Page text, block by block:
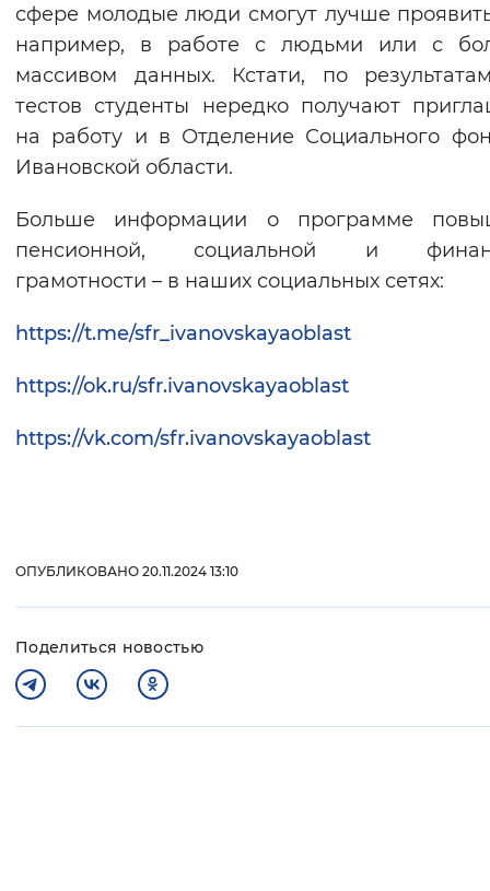
сфере молодые люди смогут лучше
например, в работе с людьми или с
массивом данных. Кстати, по
тестов студенты нередко получают
на работу и в Отделение Социального
Ивановской области.
Больше информации о программе
пенсионной, социальной и
грамотности – в наших социальных сетях:
https://t.me/sfr_ivanovskayaoblast
https://ok.ru/sfr.ivanovskayaoblast
https://vk.com/sfr.ivanovskayaoblast
ОПУБЛИКОВАНО 20.11.2024 13:10
Поделиться новостью